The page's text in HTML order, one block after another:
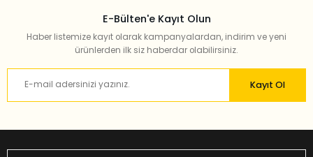
E-Bülten'e Kayıt Olun
Haber listemize kayıt olarak kampanyalardan, indirim ve yeni
ürünlerden ilk siz haberdar olabilirsiniz.
Kayıt Ol